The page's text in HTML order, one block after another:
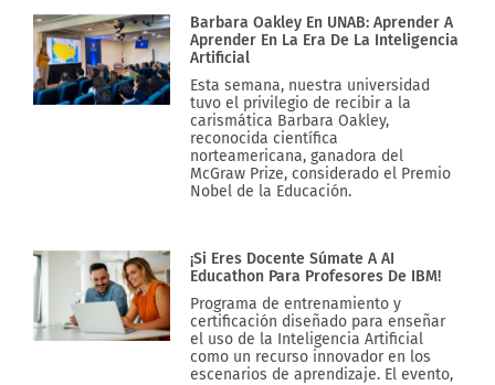
Barbara Oakley En UNAB: Aprender A
Aprender En La Era De La Inteligencia
Artificial
Esta semana, nuestra universidad
tuvo el privilegio de recibir a la
carismática Barbara Oakley,
reconocida científica
norteamericana, ganadora del
McGraw Prize, considerado el Premio
Nobel de la Educación.
¡Si Eres Docente Súmate A AI
Educathon Para Profesores De IBM!
Programa de entrenamiento y
certificación diseñado para enseñar
el uso de la Inteligencia Artificial
como un recurso innovador en los
escenarios de aprendizaje. El evento,